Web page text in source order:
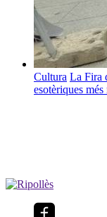
Cultura La Fira
esotèriques